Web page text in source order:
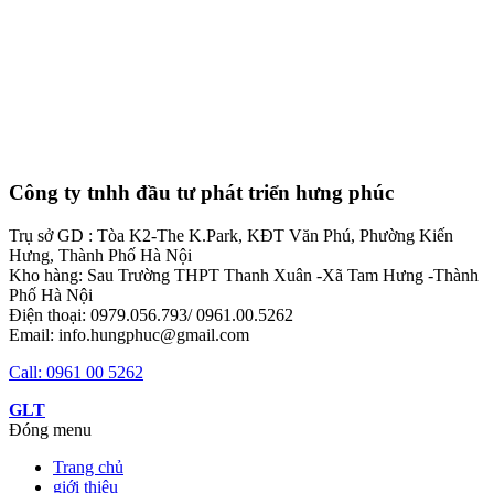
Công ty tnhh đầu tư phát triển hưng phúc
Trụ sở GD : Tòa K2-The K.Park, KĐT Văn Phú, Phường Kiến
Hưng, Thành Phố Hà Nội
Kho hàng: Sau Trường THPT Thanh Xuân -Xã Tam Hưng -Thành
Phố Hà Nội
Điện thoại: 0979.056.793/ 0961.00.5262
Email: info.hungphuc@gmail.com
Call: 0961 00 5262
GLT
Đóng menu
Trang chủ
giới thiệu